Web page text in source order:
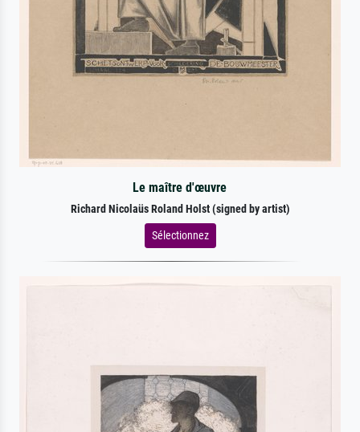
Le maître d'œuvre
Richard Nicolaüs Roland Holst (signed by artist)
Sélectionnez